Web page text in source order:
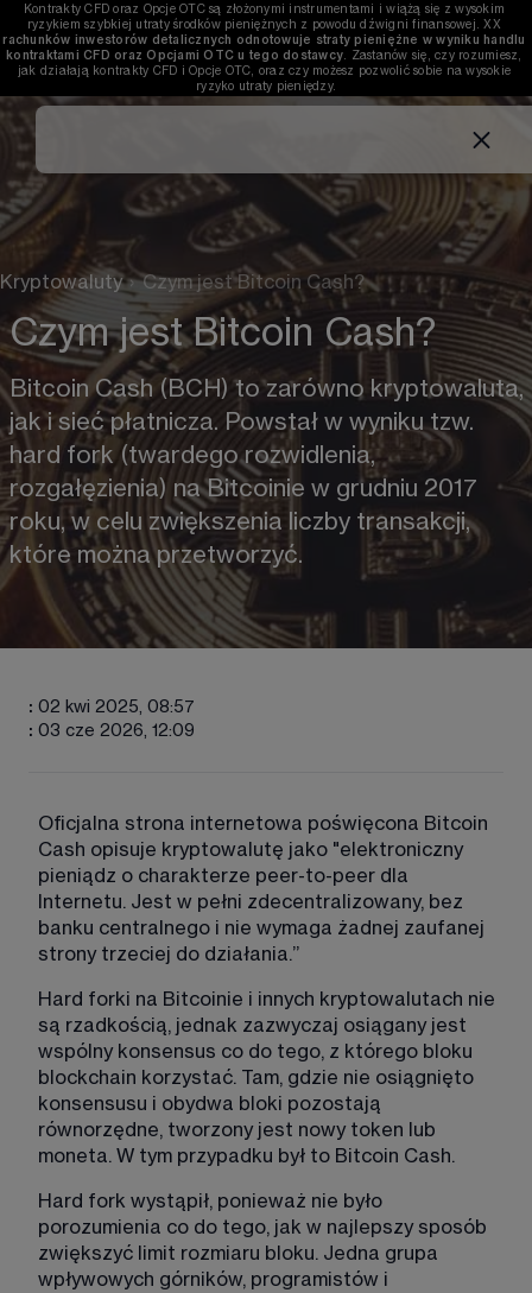
Kontrakty CFD oraz Opcje OTC są złożonymi instrumentami i wiążą się z wysokim
ryzykiem szybkiej utraty środków pieniężnych z powodu dźwigni finansowej. XX
rachunków inwestorów detalicznych odnotowuje straty pieniężne w wyniku handlu
kontraktami CFD oraz Opcjami OTC u tego dostawcy. Zastanów się, czy rozumiesz,
jak działają kontrakty CFD i Opcje OTC, oraz czy możesz pozwolić sobie na wysokie
ryzyko utraty pieniędzy.
Kryptowaluty › Czym jest Bitcoin Cash?
Czym jest Bitcoin Cash?
Bitcoin Cash (BCH) to zarówno kryptowaluta,
jak i sieć płatnicza. Powstał w wyniku tzw.
hard fork (twardego rozwidlenia,
rozgałęzienia) na Bitcoinie w grudniu 2017
roku, w celu zwiększenia liczby transakcji,
które można przetworzyć.
: 02 kwi 2025, 08:57
: 03 cze 2026, 12:09
Oficjalna strona internetowa poświęcona Bitcoin
Cash opisuje kryptowalutę jako "elektroniczny
pieniądz o charakterze peer-to-peer dla
Internetu. Jest w pełni zdecentralizowany, bez
banku centralnego i nie wymaga żadnej zaufanej
strony trzeciej do działania.”
Hard forki na Bitcoinie i innych kryptowalutach nie
są rzadkością, jednak zazwyczaj osiągany jest
wspólny konsensus co do tego, z którego bloku
blockchain korzystać. Tam, gdzie nie osiągnięto
konsensusu i obydwa bloki pozostają
równorzędne, tworzony jest nowy token lub
moneta. W tym przypadku był to Bitcoin Cash.
Hard fork wystąpił, ponieważ nie było
porozumienia co do tego, jak w najlepszy sposób
zwiększyć limit rozmiaru bloku. Jedna grupa
wpływowych górników, programistów i